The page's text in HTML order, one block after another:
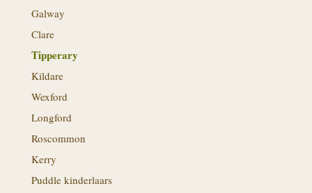
Galway
Clare
Tipperary
Kildare
Wexford
Longford
Roscommon
Kerry
Puddle kinderlaars